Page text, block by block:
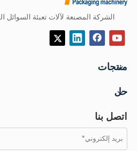
الشركة المصنعة لآلات تعبئة السوائل
منتجات
حل
اتصل بنا